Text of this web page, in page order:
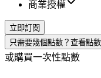
商業授權
立即訂閱
只需要幾個點數？查看點
或購買一次性點數